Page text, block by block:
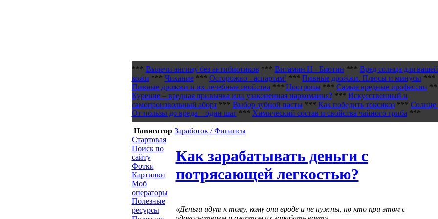
*** Вылечи ангину без антибиотиков *** Витамин H - Биотин *** Вред солнца для вашей
кожи *** Чихание*** Осторожно - аспартам! *** Пивные дрожжи. Плюсы и минусы***
Пивные дрожжи и их лечебные свойства *** Ноотропы*** Самые вредные профессии
Курение – вредная привычка или узаконенная наркомания?*** Искусственный и
самопроизвольный аборт*** Выбор зубной пасты*** Как победить токсикоз*** Солнце
От пользы до вреда – один шаг*** Химический состав и свойства чайного гриба ***
Навигатор
Стартовая
Поиск по
сайту
Фотки
Картинки
Моб
операторы
Полезные
ресурсы
Заработок / Финансы
Как зарабатывать деньги с
потрясающей легкостью?
«Деньги идут к тому, кому они вроде и не нужны, но кто при этом с